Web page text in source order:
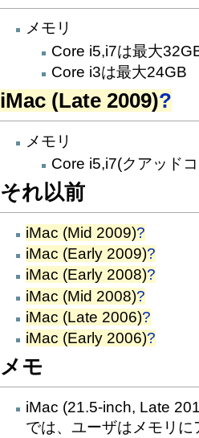
メモリ
Core i5,i7は最大
Core i3は最大24GB
iMac (Late 2009)?
メモリ
Core i5,i7(クアッド
それ以前
iMac (Mid 2009)?
iMac (Early 2009)?
iMac (Early 2008)?
iMac (Mid 2008)?
iMac (Late 2006)?
iMac (Early 2006)?
メモ
iMac (21.5-inch, Late
では、ユーザはメモリ